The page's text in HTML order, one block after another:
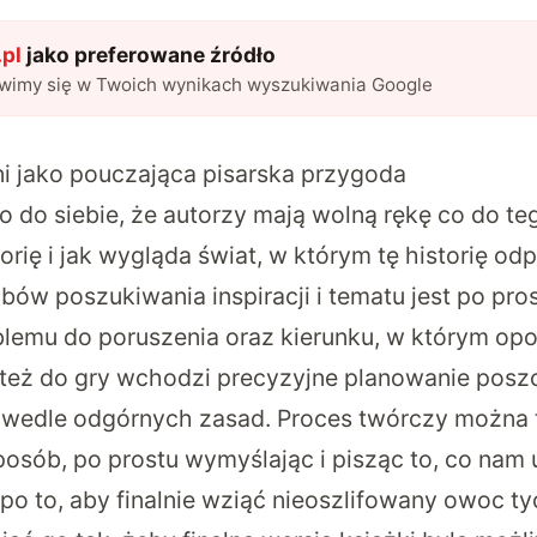
jako preferowane źródło
się w Twoich wynikach wyszukiwania Google
jako pouczająca pisarska przygoda
do siebie, że autorzy mają wolną rękę co do
i jak wygląda świat, w którym tę historię
poszukiwania inspiracji i tematu jest po
do poruszenia oraz kierunku, w którym
do gry wchodzi precyzyjne planowanie
odgórnych zasad. Proces twórczy
po prostu wymyślając i pisząc to, co nam
to, aby finalnie wziąć nieoszlifowany owoc